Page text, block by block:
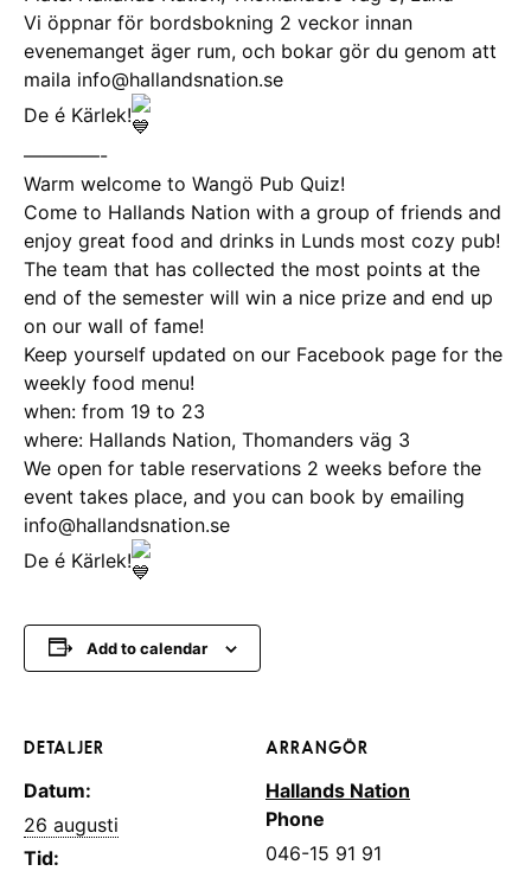
Vi öppnar för bordsbokning 2 veckor innan
evenemanget äger rum, och bokar gör du genom att
maila info@hallandsnation.se
De é Kärlek!
————-
Warm welcome to Wangö Pub Quiz!
Come to Hallands Nation with a group of friends and
enjoy great food and drinks in Lunds most cozy pub!
The team that has collected the most points at the
end of the semester will win a nice prize and end up
on our wall of fame!
Keep yourself updated on our Facebook page for the
weekly food menu!
when: from 19 to 23
where: Hallands Nation, Thomanders väg 3
We open for table reservations 2 weeks before the
event takes place, and you can book by emailing
info@hallandsnation.se
De é Kärlek!
Add to calendar
DETALJER
Datum:
26 augusti
Tid:
ARRANGÖR
Hallands Nation
Phone
046-15 91 91